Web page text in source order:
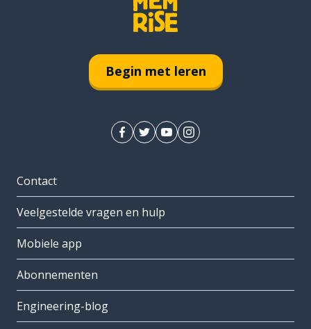
Begin met leren
Contact
Veelgestelde vragen en hulp
Mobiele app
Abonnementen
Engineering-blog